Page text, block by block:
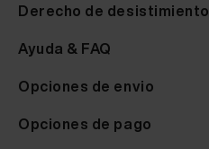
Derecho de desistimiento
Ayuda & FAQ
Opciones de envio
Opciones de pago